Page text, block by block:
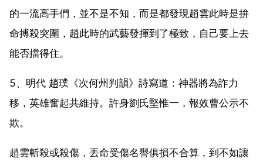
的一流高手們，並不是不知，而是都發現趙雲此時是拚
命搏殺突圍，趙此時的武藝發揮到了極致，自己要上去
能否擋得住。
5、明代 趙璞《次何州判韻》詩寫道：神器將為詐力
移，英雄奮起共維持。許身劉氏堅惟一，報效曹公示不
欺。
趙雲斬殺或殺傷，丟命受傷名譽俱損不合算，到不如讓